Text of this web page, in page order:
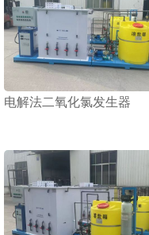
电解法二氧化氯发生器